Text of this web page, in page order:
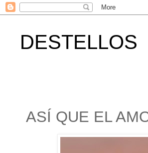
DESTELLOS
ASÍ QUE EL